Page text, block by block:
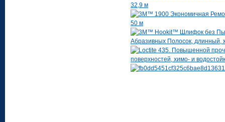
32,9 м
50 м
Абразивных Полосок, длинный,
поверхностей, химо- и